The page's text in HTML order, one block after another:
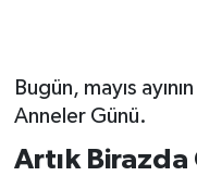
Bugün, mayıs
Anneler Günü.
Artık